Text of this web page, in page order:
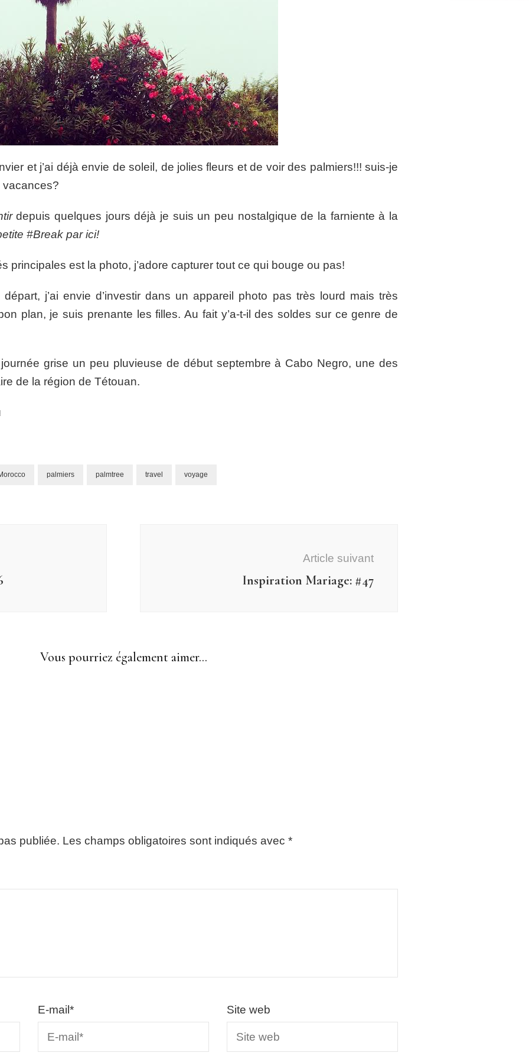
et j’ai déjà envie de soleil, de jolies fleurs et de voir des palmiers!!! suis-je
vacances?
depuis quelques jours déjà je suis un peu nostalgique de la farniente à la
#Break par ici!
principales est la photo, j’adore capturer tout ce qui bouge ou pas!
départ, j’ai envie d’investir dans un appareil photo pas très lourd mais très
plan, je suis prenante les filles. Au fait y’a-t-il des soldes sur ce genre de
grise un peu pluvieuse de début septembre à Cabo Negro, une des
de la région de Tétouan.
palmiers palmtree travel voyage
Article suivant
Inspiration Mariage: #47
Vous pourriez également aimer...
publiée. Les champs obligatoires sont indiqués avec *
E-mail * Site web